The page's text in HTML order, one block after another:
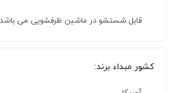
قابل شستشو در ماشین ظرفشویی می
کشور مبداء برند: